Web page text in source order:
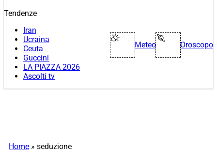
Tendenze
Iran
Ucraina
Ceuta
Guccini
LA PIAZZA 2026
Ascolti tv
Meteo Oroscopo
Home » seduzione